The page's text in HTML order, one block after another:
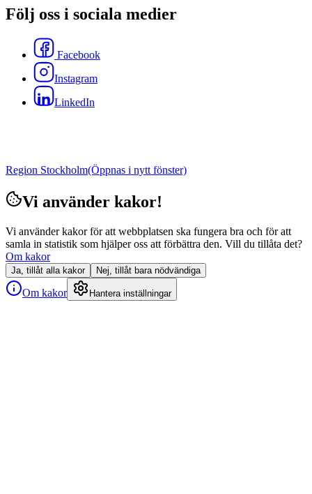
Följ oss i sociala medier
Facebook
Instagram
LinkedIn
Region Stockholm(Öppnas i nytt fönster)
Vi använder kakor!
Vi använder kakor för att webbplatsen ska fungera bra och för att
samla in statistik som hjälper oss att förbättra den. Vill du tillåta det?
Om kakor
Ja, tillåt alla kakor Nej, tillåt bara nödvändiga
Om kakor Hantera inställningar